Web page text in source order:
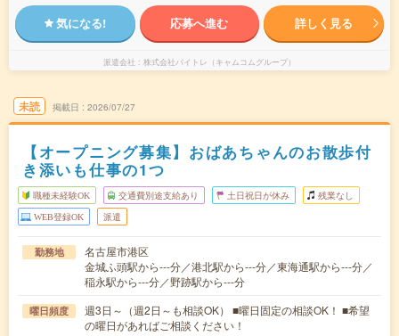
気になる! 応募へ進む 詳しく見る
派遣会社 株式会社バイトレ（キャムコムグループ）
未読 掲載日 2026/07/27
【オープニング募集】おばあちゃんのお散歩付
き添いも仕事の1つ
職種未経験OK 交通費別途支給あり 土日祝日が休み 残業なし
WEB登録OK 派遣
勤務地
名古屋市港区
金城ふ頭駅から---分／港北駅から---分／東海通駅から---分／
稲永駅から---分／野跡駅から---分
曜日頻度
週3日～（週2日～も相談OK） ■曜日固定の相談OK！ ■希望
の曜日があればご相談ください！